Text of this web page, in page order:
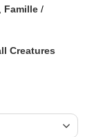
Famille /
Creatures